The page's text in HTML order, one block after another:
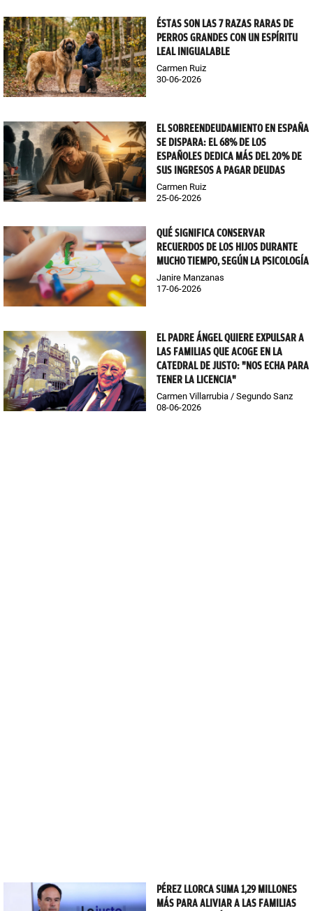
ÉSTAS SON LAS 7 RAZAS RARAS DE
PERROS GRANDES CON UN ESPÍRITU
LEAL INIGUALABLE
Carmen Ruiz
30-06-2026
EL SOBREENDEUDAMIENTO EN ESPAÑA
SE DISPARA: EL 68% DE LOS
ESPAÑOLES DEDICA MÁS DEL 20% DE
SUS INGRESOS A PAGAR DEUDAS
Carmen Ruiz
25-06-2026
QUÉ SIGNIFICA CONSERVAR
RECUERDOS DE LOS HIJOS DURANTE
MUCHO TIEMPO, SEGÚN LA PSICOLOGÍA
Janire Manzanas
17-06-2026
EL PADRE ÁNGEL QUIERE EXPULSAR A
LAS FAMILIAS QUE ACOGE EN LA
CATEDRAL DE JUSTO: "NOS ECHA PARA
TENER LA LICENCIA"
Carmen Villarrubia / Segundo Sanz
08-06-2026
PÉREZ LLORCA SUMA 1,29 MILLONES
MÁS PARA ALIVIAR A LAS FAMILIAS